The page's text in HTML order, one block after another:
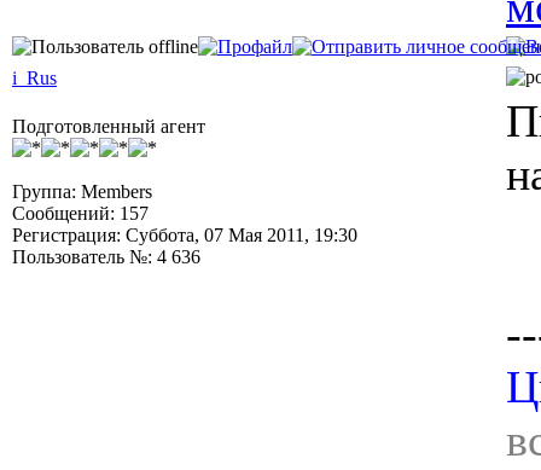
i_Rus
Подготовленный агент
Группа: Members
Сообщений: 157
Регистрация: Суббота, 07 Мая 2011, 19:30
Пользователь №: 4 636